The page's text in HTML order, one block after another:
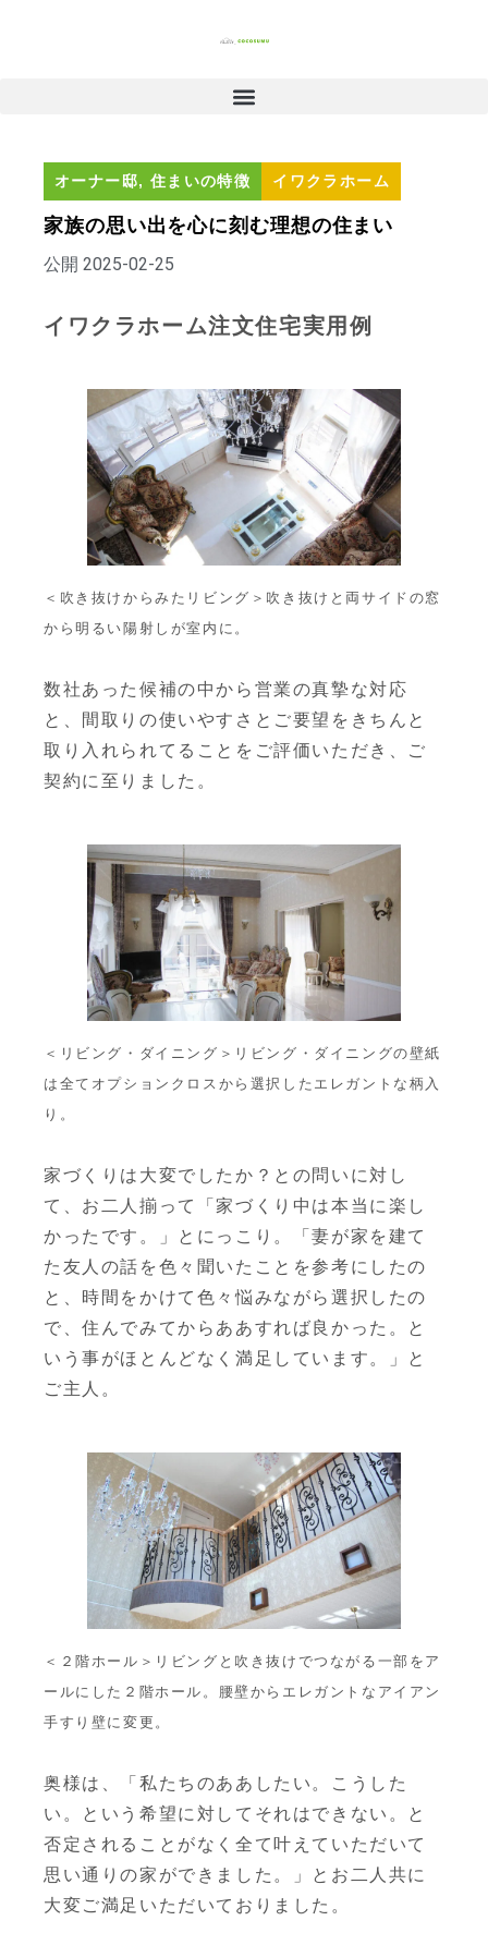
オーナー邸, 住まいの特徴 イワクラホーム
家族の思い出を心に刻む理想の住まい
公開 2025-02-25
イワクラホーム注文住宅実用例
＜吹き抜けからみたリビング＞吹き抜けと両サイドの窓
から明るい陽射しが室内に。
数社あった候補の中から営業の真摯な対応
と、間取りの使いやすさとご要望をきちんと
取り入れられてることをご評価いただき、ご
契約に至りました。
＜リビング・ダイニング＞リビング・ダイニングの壁紙
は全てオプションクロスから選択したエレガントな柄入
り。
家づくりは大変でしたか？との問いに対し
て、お二人揃って「家づくり中は本当に楽し
かったです。」とにっこり。「妻が家を建て
た友人の話を色々聞いたことを参考にしたの
と、時間をかけて色々悩みながら選択したの
で、住んでみてからああすれば良かった。と
いう事がほとんどなく満足しています。」と
ご主人。
＜２階ホール＞リビングと吹き抜けでつながる一部をア
ールにした２階ホール。腰壁からエレガントなアイアン
手すり壁に変更。
奥様は、「私たちのああしたい。こうした
い。という希望に対してそれはできない。と
否定されることがなく全て叶えていただいて
思い通りの家ができました。」とお二人共に
大変ご満足いただいておりました。